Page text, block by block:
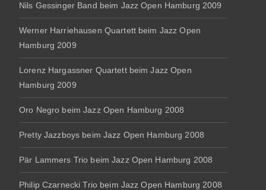
Nils Gessinger Band beim Jazz Open Hamburg 2009
Werner Harriehausen Quartett beim Jazz Open
Hamburg 2009
Lorenz Hargassner Quartett beim Jazz Open
Hamburg 2009
Oro Negro beim Jazz Open Hamburg 2008
Pretty Jazzboys beim Jazz Open Hamburg 2008
Pär Lammers Trio beim Jazz Open Hamburg 2008
Philip Czarnecki Trio beim Jazz Open Hamburg 2008